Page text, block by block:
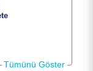
Tümünü Göster